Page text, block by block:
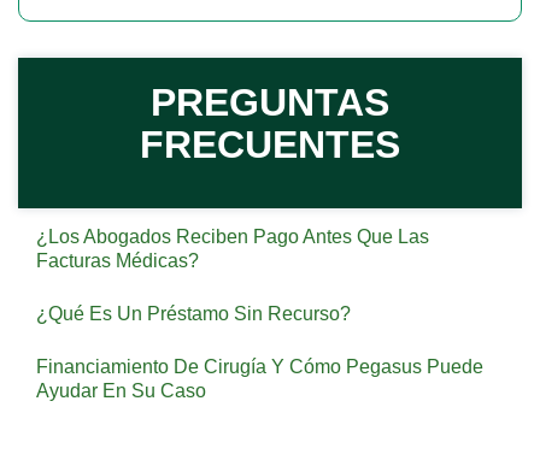
PREGUNTAS
FRECUENTES
¿Los Abogados Reciben Pago Antes Que Las
Facturas Médicas?
¿Qué Es Un Préstamo Sin Recurso?
Financiamiento De Cirugía Y Cómo Pegasus Puede
Ayudar En Su Caso